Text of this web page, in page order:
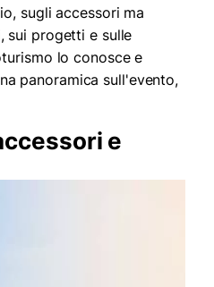
sugli accessori ma
sui progetti e sulle
lo conosce e
panoramica sull'evento,
e